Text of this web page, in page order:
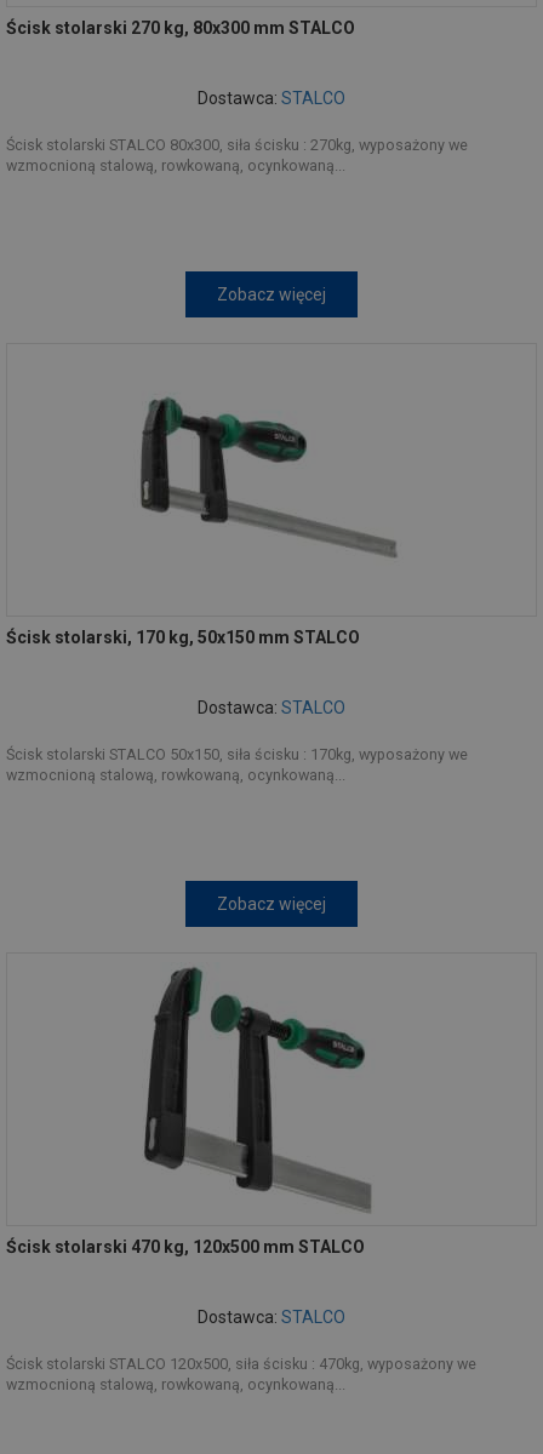
Ścisk stolarski 270 kg, 80x300 mm STALCO
Dostawca: STALCO
Ścisk stolarski STALCO 80x300, siła ścisku : 270kg, wyposażony we
wzmocnioną stalową, rowkowaną, ocynkowaną...
Zobacz więcej
Ścisk stolarski, 170 kg, 50x150 mm STALCO
Dostawca: STALCO
Ścisk stolarski STALCO 50x150, siła ścisku : 170kg, wyposażony we
wzmocnioną stalową, rowkowaną, ocynkowaną...
Zobacz więcej
Ścisk stolarski 470 kg, 120x500 mm STALCO
Dostawca: STALCO
Ścisk stolarski STALCO 120x500, siła ścisku : 470kg, wyposażony we
wzmocnioną stalową, rowkowaną, ocynkowaną...